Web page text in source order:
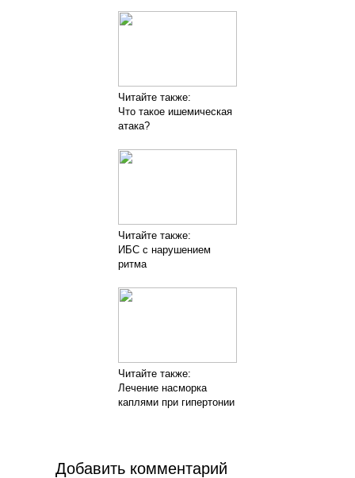
Читайте также:
Что такое ишемическая
атака?
Читайте также:
ИБС с нарушением
ритма
Читайте также:
Лечение насморка
каплями при гипертонии
Добавить комментарий